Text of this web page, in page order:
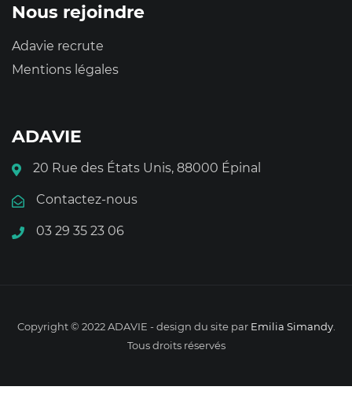
Nous rejoindre
Adavie recrute
Mentions légales
ADAVIE
20 Rue des États Unis, 88000 Épinal
Contactez-nous
03 29 35 23 06
Copyright © 2022 ADAVIE - design du site par Emilia Simandy.
Tous droits réservés